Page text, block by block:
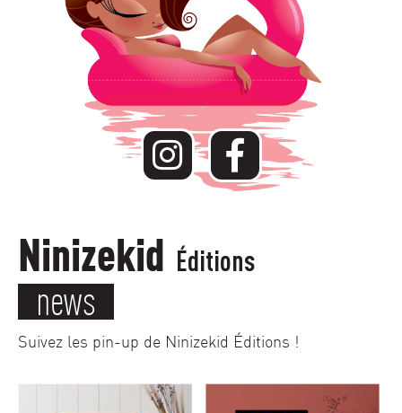
Ninizekid Éditions
news
Suivez les pin-up de Ninizekid Éditions !